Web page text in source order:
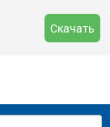
Скачать